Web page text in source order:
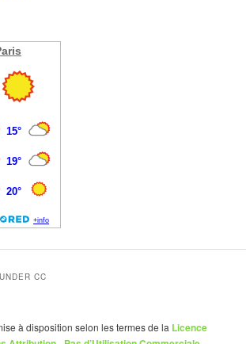
CC
à disposition selon les termes de la Licence